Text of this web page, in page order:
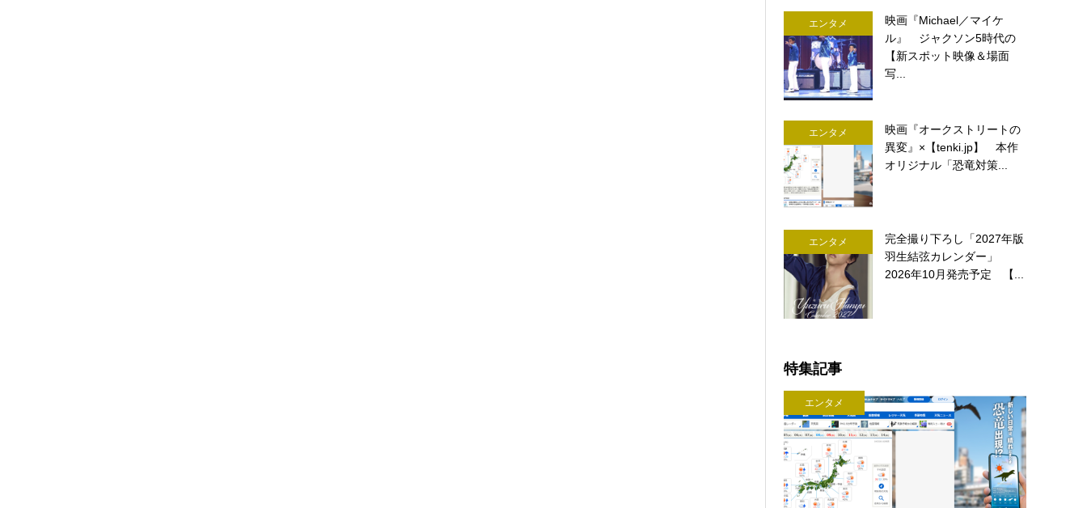
エンタメ
映画『Michael／マイケ
ル』 ジャクソン5時代の
【新スポット映像＆場面
写...
エンタメ
映画『オークストリートの
異変』×【tenki.jp】 本作
オリジナル「恐竜対策...
エンタメ
完全撮り下ろし「2027年版
羽生結弦カレンダー」
2026年10月発売予定 【...
特集記事
エンタメ